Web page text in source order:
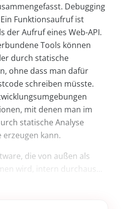
Debugging
Funktionsaufruf ist
der Aufruf eines Web-API.
Tools können
durch statische
ohne dass man dafür
schreiben müsste.
mit denen man im
statische Analyse
kann.
die von außen als
wird, intern durchaus...